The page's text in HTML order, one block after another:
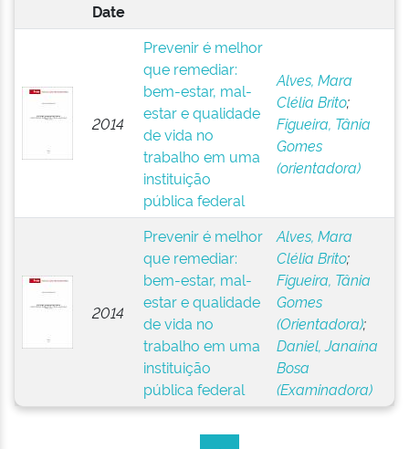
Date
2014
Prevenir é melhor
que remediar:
bem-estar, mal-
estar e qualidade
de vida no
trabalho em uma
instituição
pública federal
Alves, Mara
Clélia Brito;
Figueira, Tânia
Gomes
(orientadora)
2014
Prevenir é melhor
que remediar:
bem-estar, mal-
estar e qualidade
de vida no
trabalho em uma
instituição
pública federal
Alves, Mara
Clélia Brito;
Figueira, Tânia
Gomes
(Orientadora);
Daniel, Janaína
Bosa
(Examinadora)